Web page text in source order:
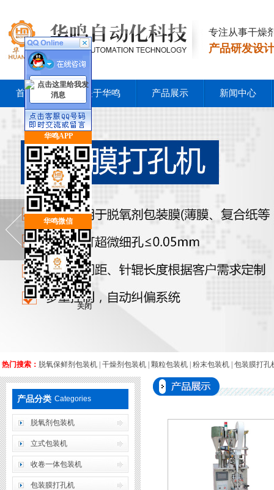
专注从事干燥
产品研发设
首 页 关于华鸣 产品展示 新闻中心
热门搜索： 脱氧保鲜剂包装机 干燥剂包装机 颗粒包装机 粉末包装机 包装膜打孔
产品分类 Categories
脱氧剂包装机
立式包装机
收卷一体包装机
包装膜打孔机
华鸣APP
华鸣微信
关闭